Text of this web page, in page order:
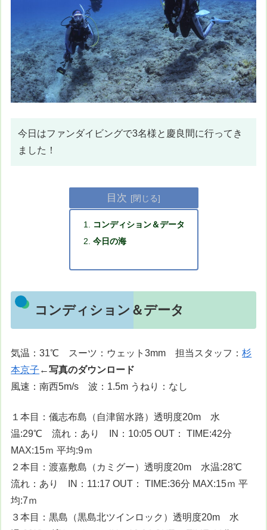
今日はファンダイビングで3名様と慶良間に行ってき
ました！
目次
コンディション＆データ
今日の海
コンディション＆データ
気温：31℃ スーツ：ウェット3mm 担当スタッフ：杉
本京子 ←写真のダウンロード
風速：南西5m/s 波：1.5m うねり：なし
１本目：儀志布島（自津留水路）透明度20m 水
温:29℃ 流れ：あり IN：10:05 OUT： TIME:42分
MAX:15ｍ 平均:9ｍ
２本目：渡嘉敷島（カミグー）透明度20m 水温:28℃
流れ：あり IN：11:17 OUT： TIME:36分 MAX:15ｍ 平
均:7ｍ
３本目：黒島（黒島北ツインロック）透明度20m 水